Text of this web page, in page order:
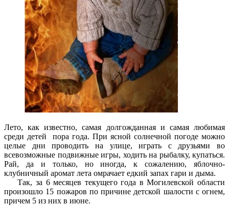
Лето, как известно, самая долгожданная и самая любимая
среди детей пора года. При ясной солнечной погоде можно
целые дни проводить на улице, играть с друзьями во
всевозможные подвижные игры, ходить на рыбалку, купаться.
Рай, да и только, но иногда, к сожалению, яблочно-
клубничный аромат лета омрачает едкий запах гари и дыма.
Так, за 6 месяцев текущего года в Могилевской области
произошло 15 пожаров по причине детской шалости с огнем,
причем 5 из них в июне.